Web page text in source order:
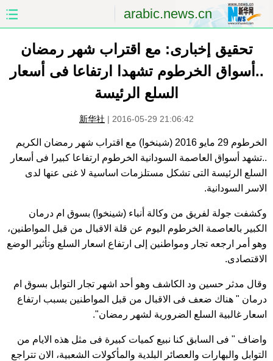
arabic.news.cn
الصين الصفحة الأولى
الشرق الأوسط العالم
العلوم والصحة الثقافة والتعليم
الرياضة السياحة والبيئة
تحقيق إخبارى: مع اقتراب شهر رمضان
..أسواق الخرطوم تشهدا ارتفاعا فى أسعار
السلع الرئيسة
新华社 | 2016-05-29 21:06:42
الخرطوم 29 مايو 2016 (شينخوا) مع اقتراب شهر رمضان الكريم
..تشهد أسواق العاصمة السودانية الخرطوم ارتفاعا كبيرا فى أسعار
السلع الرئيسة التى تشكل مستلزمات اساسية لا غنى عنها لدى
الاسر السودانية.
وكشفت جولة لفريق من وكالة أنباء (شينخوا) بسوق ام درمان
الكبير بالعاصمة الخرطوم اليوم عن قلة الاقبال من قبل المواطنين،
وهو أمر ارجعه تجار ومواطنين إلى ارتفاع اسعار السلع وتأثير الوضع
الاقتصادى.
وقال مدثر حسين ود الكاشف وهو أحد اشهر تجار التوابل بسوق ام
درمان " هناك ضعف فى الاقبال من قبل المواطنين بسبب ارتفاع
اسعار غالبية السلع الضرورية لشهر رمضان".
واضاف " فى السابق كنا نبيع كميات كبيرة فى مثل هذه الايام من
التوابل والبهارات والعصائر البلدية والمأكولات الشعبية، الان تتراجع